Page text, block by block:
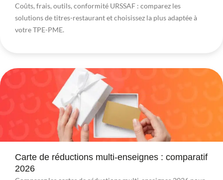
Coûts, frais, outils, conformité URSSAF : comparez les
solutions de titres-restaurant et choisissez la plus adaptée à
votre TPE-PME.
Carte de réductions multi-enseignes : comparatif
2026